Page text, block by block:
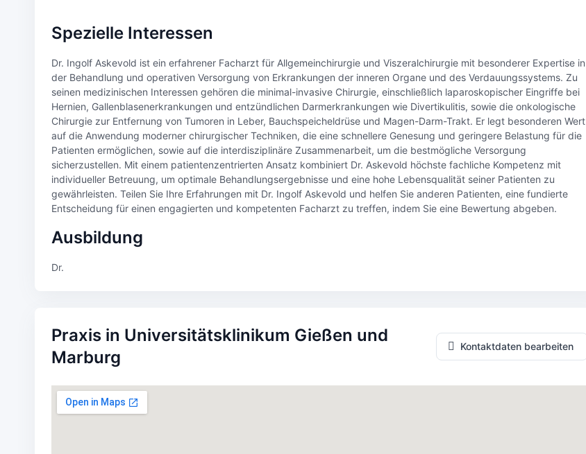
Spezielle Interessen
Dr. Ingolf Askevold ist ein erfahrener Facharzt für Allgemeinchirurgie und Viszeralchirurgie mit besonderer Expertise in
der Behandlung und operativen Versorgung von Erkrankungen der inneren Organe und des Verdauungssystems. Zu
seinen medizinischen Interessen gehören die minimal-invasive Chirurgie, einschließlich laparoskopischer Eingriffe bei
Hernien, Gallenblasenerkrankungen und entzündlichen Darmerkrankungen wie Divertikulitis, sowie die onkologische
Chirurgie zur Entfernung von Tumoren in Leber, Bauchspeicheldrüse und Magen-Darm-Trakt. Er legt besonderen Wert
auf die Anwendung moderner chirurgischer Techniken, die eine schnellere Genesung und geringere Belastung für die
Patienten ermöglichen, sowie auf die interdisziplinäre Zusammenarbeit, um die bestmögliche Versorgung
sicherzustellen. Mit einem patientenzentrierten Ansatz kombiniert Dr. Askevold höchste fachliche Kompetenz mit
individueller Betreuung, um optimale Behandlungsergebnisse und eine hohe Lebensqualität seiner Patienten zu
gewährleisten. Teilen Sie Ihre Erfahrungen mit Dr. Ingolf Askevold und helfen Sie anderen Patienten, eine fundierte
Entscheidung für einen engagierten und kompetenten Facharzt zu treffen, indem Sie eine Bewertung abgeben.
Ausbildung
Dr.
Praxis in Universitätsklinikum Gießen und
Marburg
Kontaktdaten bearbeiten